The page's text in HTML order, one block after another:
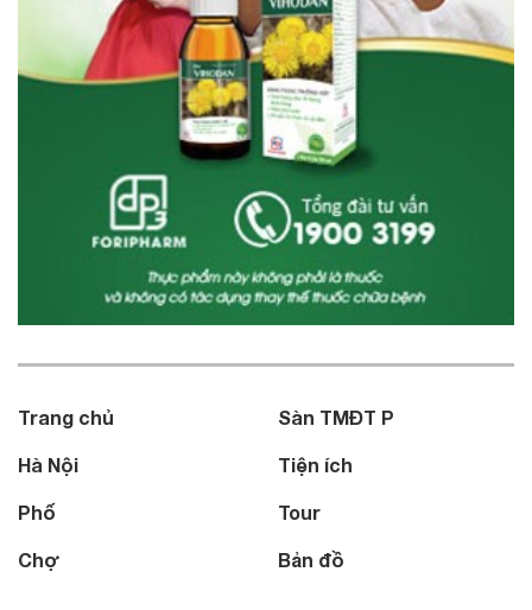
Trang chủ
Hà Nội
Phố
Chợ
Sàn TMĐT P
Tiện ích
Tour
Bản đồ